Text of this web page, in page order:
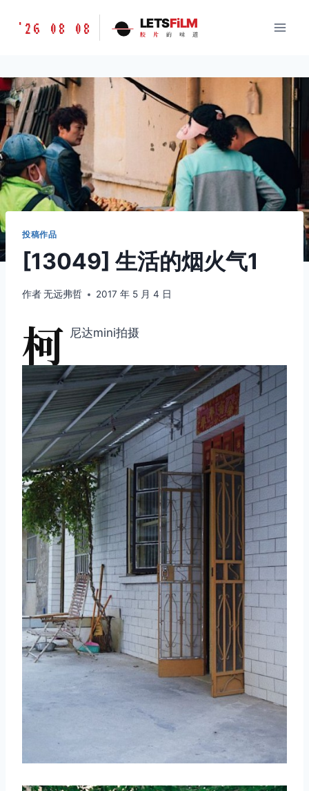
胶
味
道
LETSFILM
'26 08 08 LETSFiLM
胶 片 的 味 道
投稿作品
[13049] 生活的烟火气1
作者无远弗哲 2017 年 5 月 4 日
柯 尼达mini拍摄